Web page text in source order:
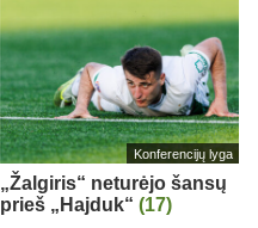
Konferencijų lyga
„Žalgiris“ neturėjo šansų
prieš „Hajduk“ (17)